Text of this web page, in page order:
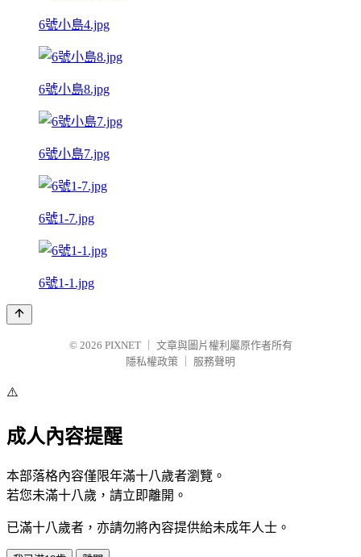
6號小島4.jpg
6號小島8.jpg
6號小島7.jpg
6號1-7.jpg
6號1-1.jpg
© 2026 PIXNET
文章與圖片權利屬原作者所有
隱私權政策
服務聲明
⚠️
成人內容提醒
本部落格內容僅限年滿十八歲者瀏覽。
若您未滿十八歲，請立即離開。
已滿十八歲者，亦請勿將內容提供給未成年人士。